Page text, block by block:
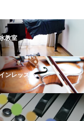
教室
ンレッスン